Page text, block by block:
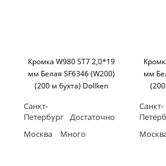
Кромка W980 ST7 2,0*19
мм Белая SF6346 (W200)
(200 м бухта) Dollken
Санкт-
Петербург Достаточно
Москва
Много
мм
Санкт-